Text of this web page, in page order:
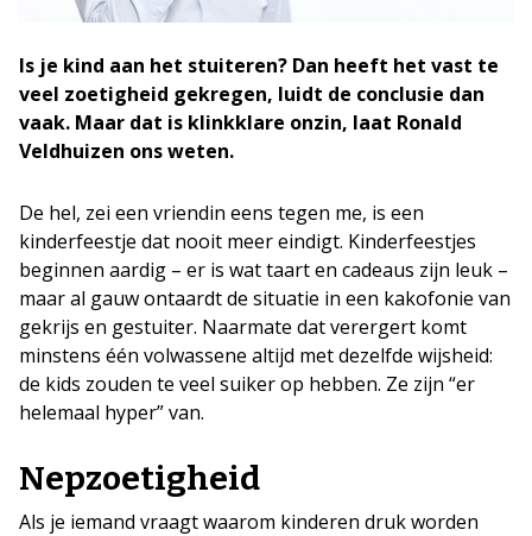
Is je kind aan het stuiteren? Dan heeft het vast te
veel zoetigheid gekregen, luidt de conclusie dan
vaak. Maar dat is klinkklare onzin, laat Ronald
Veldhuizen ons weten.
De hel, zei een vriendin eens tegen me, is een
kinderfeestje dat nooit meer eindigt. Kinderfeestjes
beginnen aardig – er is wat taart en cadeaus zijn leuk –
maar al gauw ontaardt de situatie in een kakofonie van
gekrijs en gestuiter. Naarmate dat verergert komt
minstens één volwassene altijd met dezelfde wijsheid:
de kids zouden te veel suiker op hebben. Ze zijn “er
helemaal hyper” van.
Nepzoetigheid
Als je iemand vraagt waarom kinderen druk worden